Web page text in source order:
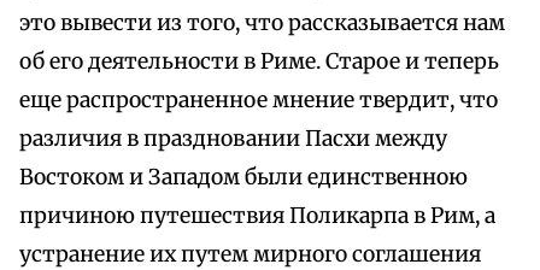
это вывести из того, что рассказывается нам
об его деятельности в Риме. Старое и теперь
еще распространенное мнение твердит, что
различия в праздновании Пасхи между
Востоком и Западом были единственною
причиною путешествия Поликарпа в Рим, а
устранение их путем мирного соглашения